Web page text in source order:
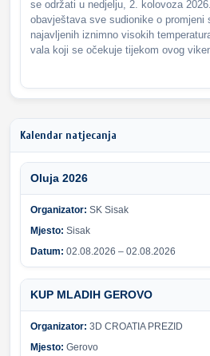
se održati u nedjelju, 2. kolovoza
obavještava sve sudionike o promjeni
najavljenih iznimno visokih
vala koji se očekuje tijekom ovog
Kalendar natjecanja
Oluja 2026
Organizator: SK Sisak
Mjesto: Sisak
Datum: 02.08.2026 – 02.08.2026
KUP MLADIH GEROVO
Organizator: 3D CROATIA PREZID
Mjesto: Gerovo